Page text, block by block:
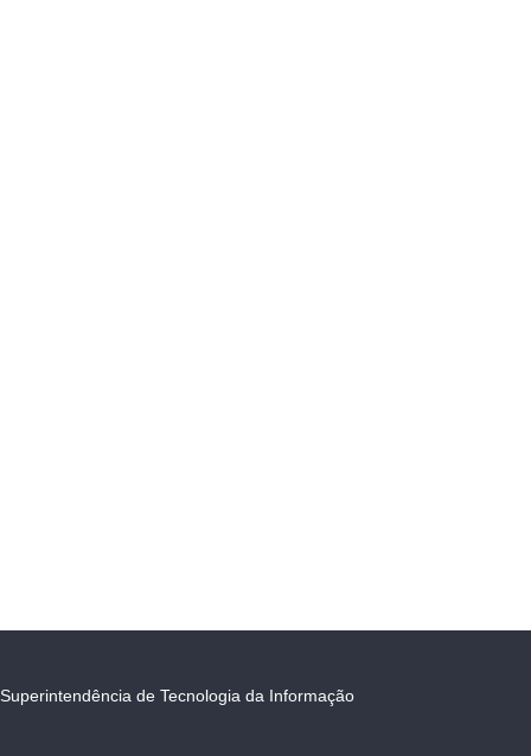
Superintendência de Tecnologia da Informação